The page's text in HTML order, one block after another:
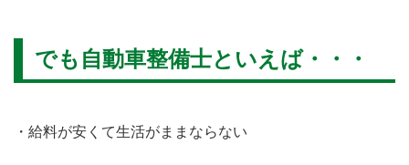
でも自動車整備士といえば・・・
・給料が安くて生活がままならない